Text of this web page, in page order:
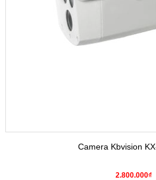
Camera Kbvision
2.800.000₫